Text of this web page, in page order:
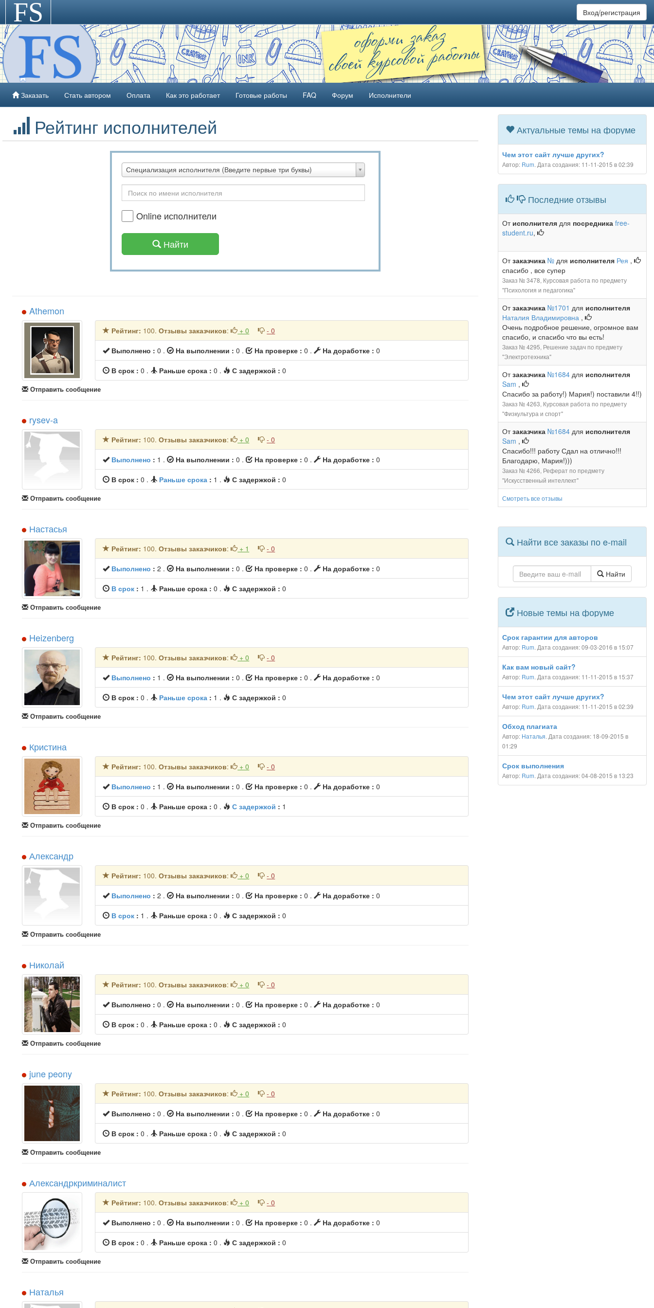
FS Вход/регистрация
Заказать Стать автором Оплата Как это работает Готовые работы FAQ Форум Исполнители
Рейтинг исполнителей
Специализация исполнителя (Введите первые три буквы)
Online исполнители
Найти
Athemon
Отправить сообщение
Рейтинг: 100.Отзывы заказчиков: + 0 - 0
Выполнено :0 . На выполнении :0 . На проверке :0 . На доработке :0
В срок :0 . Раньше срока :0 . С задержкой :0
rysev-a
Отправить сообщение
Рейтинг: 100.Отзывы заказчиков: + 0 - 0
Выполнено : 1 . На выполнении :0 . На проверке :0 . На доработке :0
В срок :0 . Раньше срока : 1 . С задержкой :0
Настасья
Отправить сообщение
Рейтинг: 100.Отзывы заказчиков: + 1 - 0
Выполнено :2 . На выполнении :0 . На проверке :0 . На доработке :0
В срок : 1 . Раньше срока :0 . С задержкой :0
Heizenberg
Отправить сообщение
Рейтинг: 100.Отзывы заказчиков: + 0 - 0
Выполнено : 1 . На выполнении :0 . На проверке :0 . На доработке :0
В срок :0 . Раньше срока : 1 . С задержкой :0
Кристина
Отправить сообщение
Рейтинг: 100.Отзывы заказчиков: + 0 - 0
Выполнено : 1 . На выполнении :0 . На проверке :0 . На доработке :0
В срок :0 . Раньше срока :0 . С задержкой : 1
Александр
Отправить сообщение
Рейтинг: 100.Отзывы заказчиков: + 0 - 0
Выполнено :2 . На выполнении :0 . На проверке :0 . На доработке :0
В срок : 1 . Раньше срока :0 . С задержкой :0
Николай
Отправить сообщение
Рейтинг: 100.Отзывы заказчиков: + 0 - 0
Выполнено :0 . На выполнении :0 . На проверке :0 . На доработке :0
В срок :0 . Раньше срока :0 . С задержкой :0
june peony
Отправить сообщение
Рейтинг: 100.Отзывы заказчиков: + 0 - 0
Выполнено :0 . На выполнении :0 . На проверке :0 . На доработке :0
В срок :0 . Раньше срока :0 . С задержкой :0
Александркриминалист
Отправить сообщение
Рейтинг: 100.Отзывы заказчиков: + 0 - 0
Выполнено :0 . На выполнении :0 . На проверке :0 . На доработке :0
В срок :0 . Раньше срока :0 . С задержкой :0
Наталья
Актуальные темы на форуме
Чем этот сайт лучше других?
Автор: Rum. Дата создания: 11-11-2015 в 02:39
Последние отзывы
От исполнителя для посредника free-
student.ru,
Отзаказчика № для исполнителя Рея ,
спасибо , все супер
Заказ № 3478, Курсовая работа по предмету
"Психология и педагогика"
Отзаказчика №1701 для исполнителя
Наталия Владимировна ,
Очень подробное решение, огромное вам
спасибо, и спасибо что вы есть!
Заказ № 4295, Решение задач по предмету
"Электротехника"
Отзаказчика №1684 для исполнителя
Sam ,
Спасибо за работу!) Мария!) поставили 4!!)
Заказ № 4263, Курсовая работа по предмету
"Физкультура и спорт"
Отзаказчика №1684 для исполнителя
Sam ,
Спасибо!!! работу Сдал на отлично!!!
Благодарю, Мария!)))
Заказ № 4266, Реферат по предмету
"Искусственный интеллект"
Смотреть все отзывы
Найти все заказы по e-mail
Найти
Новые темы на форуме
Срок гарантии для авторов
Автор: Rum. Дата создания: 09-03-2016 в 15:07
Как вам новый сайт?
Автор: Rum. Дата создания: 11-11-2015 в 15:37
Чем этот сайт лучше других?
Автор: Rum. Дата создания: 11-11-2015 в 02:39
Обход плагиата
Автор: Наталья. Дата создания: 18-09-2015 в
01:29
Срок выполнения
Автор: Rum. Дата создания: 04-08-2015 в 13:23